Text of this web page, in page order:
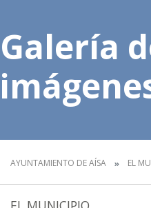
Galería
AYUNTAMIENTO DE AÍSA EL